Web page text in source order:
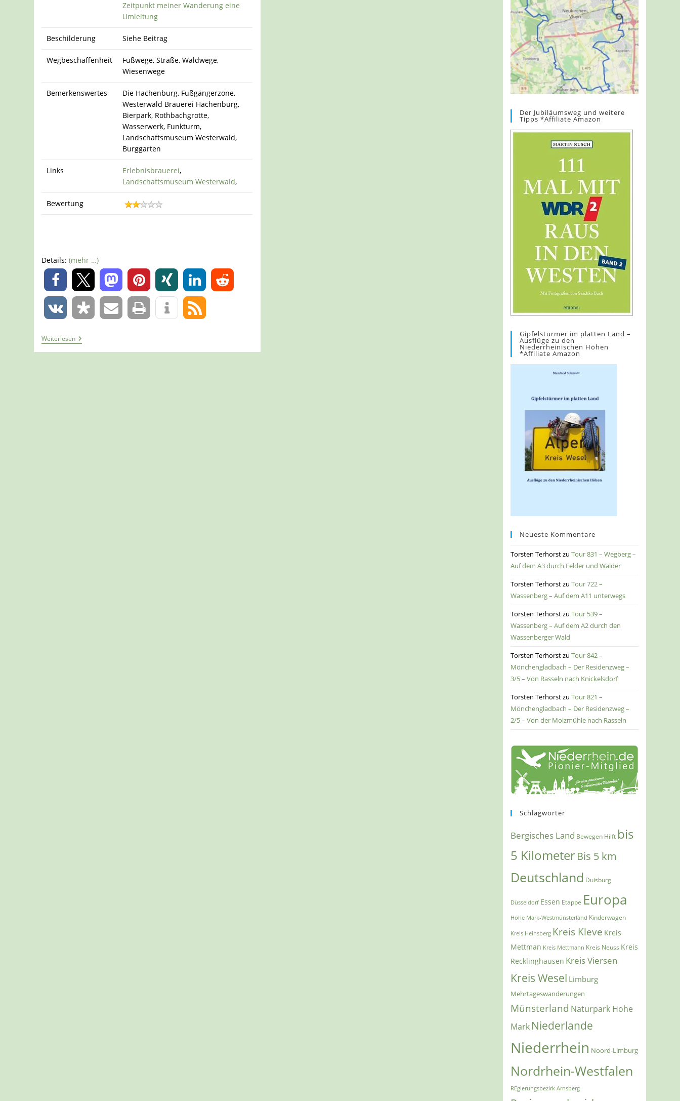
Zeitpunkt meiner Wanderung eine
Umleitung
Beschilderung Siehe Beitrag
Wegbeschaffenheit
Fußwege, Straße, Waldwege,
Wiesenwege
Bemerkenswertes
Die Hachenburg, Fußgängerzone,
Westerwald Brauerei Hachenburg,
Bierpark, Rothbachgrotte,
Wasserwerk, Funkturm,
Landschaftsmuseum Westerwald,
Burggarten
Links Erlebnisbrauerei,
Landschaftsmuseum Westerwald,
Bewertung
Details:(mehr …)
0
0
WeiterlesenTour
1267
–
Der Jubiläumsweg und weitere
Tipps *Affiliate Amazon
Gipfelstürmer im platten Land –
Ausflüge zu den
Niederrheinischen Höhen
*Affiliate Amazon
Neueste Kommentare
Torsten TerhorstzuTour 831 – Wegberg –
Auf dem A3 durch Felder und Wälder
Torsten TerhorstzuTour 722 –
Wassenberg – Auf dem A11 unterwegs
Torsten TerhorstzuTour 539 –
Wassenberg – Auf dem A2 durch den
Wassenberger Wald
Torsten TerhorstzuTour 842 –
Mönchengladbach – Der Residenzweg –
3/5 – Von Rasseln nach Knickelsdorf
Torsten TerhorstzuTour 821 –
Mönchengladbach – Der Residenzweg –
2/5 – Von der Molzmühle nach Rasseln
Schlagwörter
Bergisches Land Bewegen Hilft bis
5 KilometerBis 5 km
Deutschland Duisburg
Düsseldorf Essen Etappe Europa
Hohe Mark-Westmünsterland Kinderwagen
Kreis Heinsberg Kreis Kleve Kreis
Mettman Kreis Mettmann Kreis Neuss Kreis
Recklinghausen Kreis Viersen
Kreis Wesel Limburg
Mehrtageswanderungen
Münsterland Naturpark Hohe
Mark Niederlande
Niederrhein Noord-Limburg
Nordrhein-Westfalen
REgierungsbezirk Arnsberg